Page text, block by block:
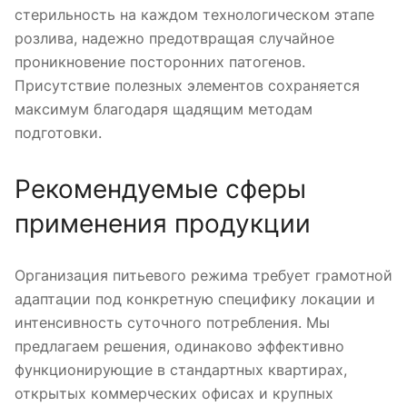
стерильность на каждом технологическом этапе
розлива, надежно предотвращая случайное
проникновение посторонних патогенов.
Присутствие полезных элементов сохраняется
максимум благодаря щадящим методам
подготовки.
Рекомендуемые сферы
применения продукции
Организация питьевого режима требует грамотной
адаптации под конкретную специфику локации и
интенсивность суточного потребления. Мы
предлагаем решения, одинаково эффективно
функционирующие в стандартных квартирах,
открытых коммерческих офисах и крупных